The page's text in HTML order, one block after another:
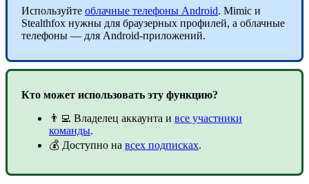
Используйте облачные телефоны Android. Mimic и
Stealthfox нужны для браузерных профилей, а облачные
телефоны — для Android-приложений.
Кто может использовать эту функцию?
👨‍💻 Владелец аккаунта и все участники
команды.
💰 Доступно на всех подписках.